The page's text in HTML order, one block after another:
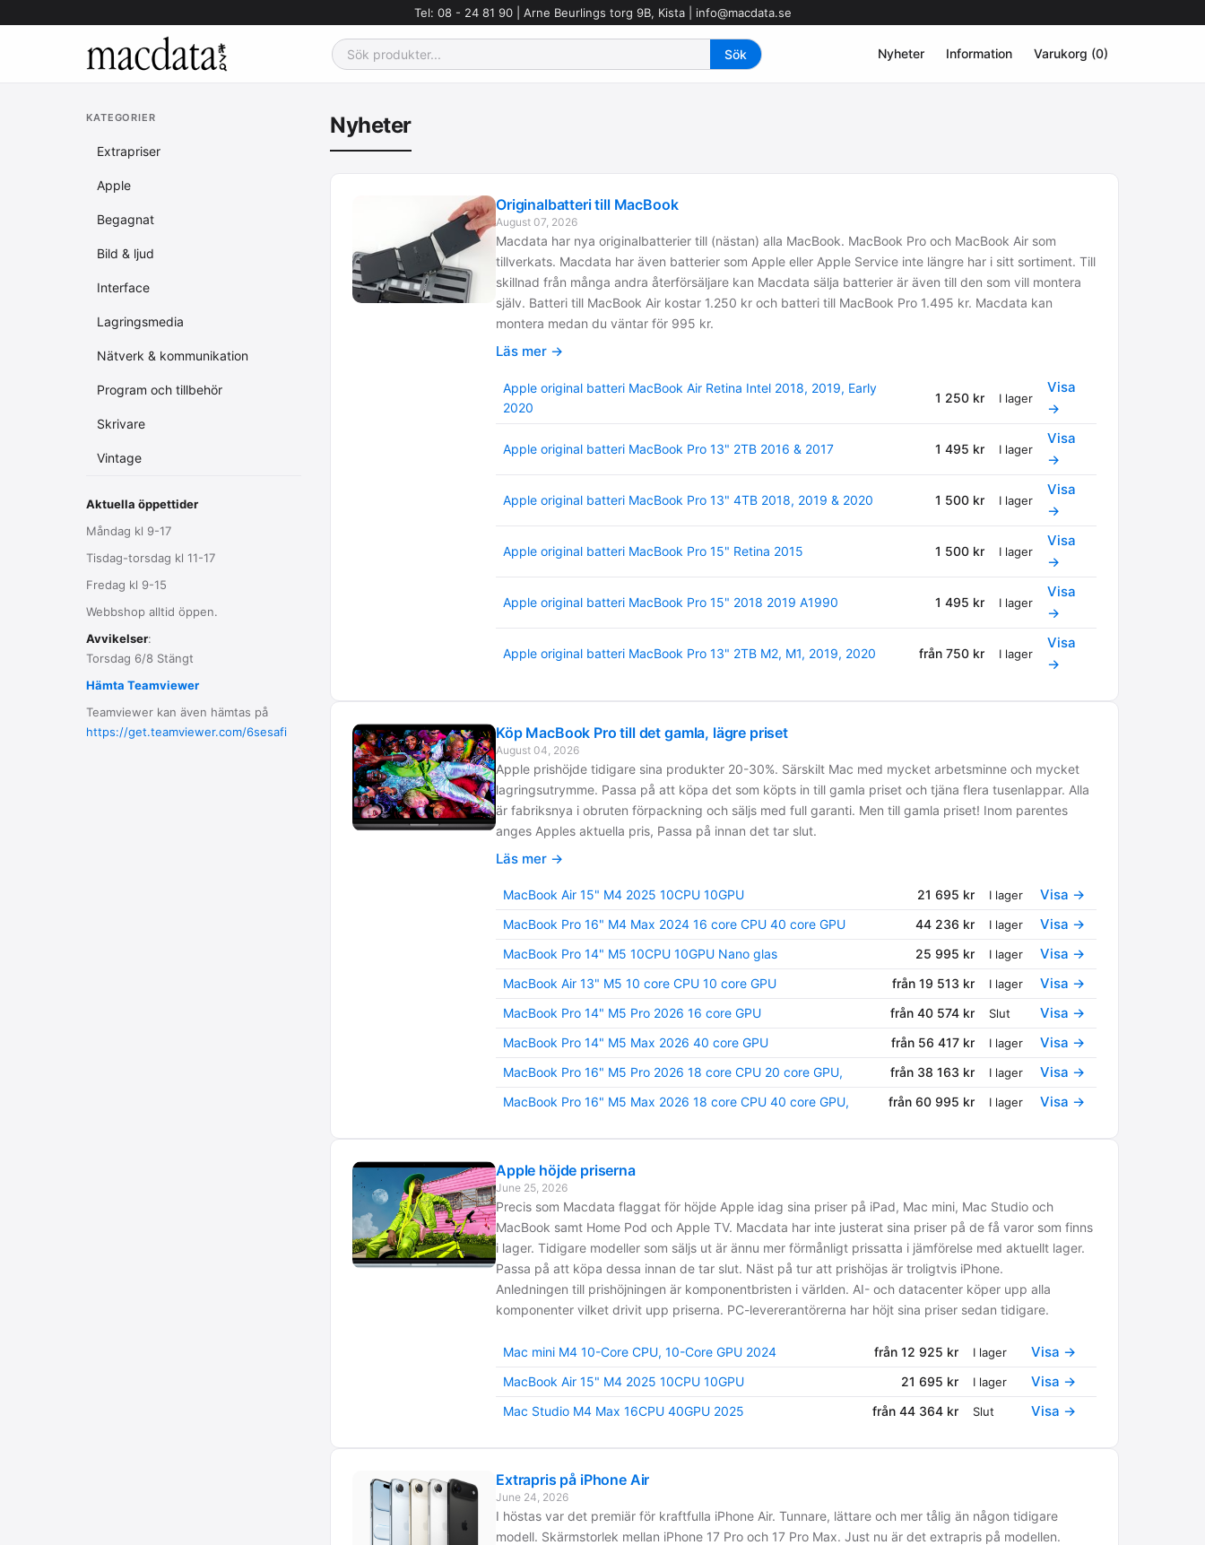
Tel: 08 - 24 81 90 | Arne Beurlings torg 9B, Kista | info@macdata.se
Nyheter Information Varukorg (0)
KATEGORIER
Extrapriser
Apple
Begagnat
Bild & ljud
Interface
Lagringsmedia
Nätverk & kommunikation
Program och tillbehör
Skrivare
Vintage
Aktuella öppettider
Måndag kl 9-17
Tisdag-torsdag kl 11-17
Fredag kl 9-15
Webbshop alltid öppen.
Avvikelser:
Torsdag 6/8 Stängt
Hämta Teamviewer
Teamviewer kan även hämtas på
https://get.teamviewer.com/6sesafi
Nyheter
Originalbatteri till MacBook
August 07, 2026
Macdata har nya originalbatterier till (nästan) alla MacBook. MacBook Pro och MacBook Air som
tillverkats. Macdata har även batterier som Apple eller Apple Service inte längre har i sitt sortiment. Till
skillnad från många andra återförsäljare kan Macdata sälja batterier är även till den som vill montera
själv. Batteri till MacBook Air kostar 1.250 kr och batteri till MacBook Pro 1.495 kr. Macdata kan
montera medan du väntar för 995 kr.
Läs mer →
Apple original batteri MacBook Air Retina Intel 2018, 2019, Early
2020
1 250 kr I lager
Visa
→
Apple original batteri MacBook Pro 13" 2TB 2016 & 2017 1 495 kr I lager
Visa
→
Apple original batteri MacBook Pro 13" 4TB 2018, 2019 & 2020 1 500 kr I lager
Visa
→
Apple original batteri MacBook Pro 15" Retina 2015 1 500 kr I lager
Visa
→
Apple original batteri MacBook Pro 15" 2018 2019 A1990 1 495 kr I lager
Visa
→
Apple original batteri MacBook Pro 13" 2TB M2, M1, 2019, 2020 från 750 kr I lager
Visa
→
Köp MacBook Pro till det gamla, lägre priset
August 04, 2026
Apple prishöjde tidigare sina produkter 20-30%. Särskilt Mac med mycket arbetsminne och mycket
lagringsutrymme. Passa på att köpa det som köpts in till gamla priset och tjäna flera tusenlappar. Alla
är fabriksnya i obruten förpackning och säljs med full garanti. Men till gamla priset! Inom parentes
anges Apples aktuella pris, Passa på innan det tar slut.
Läs mer →
MacBook Air 15" M4 2025 10CPU 10GPU 21 695 kr I lager Visa →
MacBook Pro 16" M4 Max 2024 16 core CPU 40 core GPU 44 236 kr I lager Visa →
MacBook Pro 14" M5 10CPU 10GPU Nano glas 25 995 kr I lager Visa →
MacBook Air 13" M5 10 core CPU 10 core GPU från 19 513 kr I lager Visa →
MacBook Pro 14" M5 Pro 2026 16 core GPU från 40 574 kr Slut Visa →
MacBook Pro 14" M5 Max 2026 40 core GPU från 56 417 kr I lager Visa →
MacBook Pro 16" M5 Pro 2026 18 core CPU 20 core GPU, från 38 163 kr I lager Visa →
MacBook Pro 16" M5 Max 2026 18 core CPU 40 core GPU, från 60 995 kr I lager Visa →
Apple höjde priserna
June 25, 2026
Precis som Macdata flaggat för höjde Apple idag sina priser på iPad, Mac mini, Mac Studio och
MacBook samt Home Pod och Apple TV. Macdata har inte justerat sina priser på de få varor som finns
i lager. Tidigare modeller som säljs ut är ännu mer förmånligt prissatta i jämförelse med aktuellt lager.
Passa på att köpa dessa innan de tar slut. Näst på tur att prishöjas är troligtvis iPhone.
Anledningen till prishöjningen är komponentbristen i världen. AI- och datacenter köper upp alla
komponenter vilket drivit upp priserna. PC-levererantörerna har höjt sina priser sedan tidigare.
Mac mini M4 10-Core CPU, 10-Core GPU 2024 från 12 925 kr I lager Visa →
MacBook Air 15" M4 2025 10CPU 10GPU 21 695 kr I lager Visa →
Mac Studio M4 Max 16CPU 40GPU 2025 från 44 364 kr Slut Visa →
Extrapris på iPhone Air
June 24, 2026
I höstas var det premiär för kraftfulla iPhone Air. Tunnare, lättare och mer tålig än någon tidigare
modell. Skärmstorlek mellan iPhone 17 Pro och 17 Pro Max. Just nu är det extrapris på modellen.